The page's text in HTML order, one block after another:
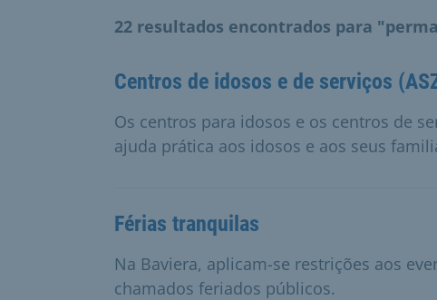
22 resultados encontrados para
Centros de idosos e de serviços
Os centros para idosos e os centros de
ajuda prática aos idosos e aos seus
Férias tranquilas
Na Baviera, aplicam-se restrições aos
chamados feriados públicos.